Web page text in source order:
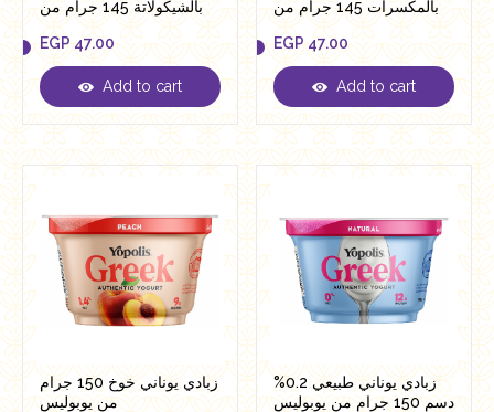
بالشيكولاتة 145 جرام من
يوبو
EGP 47.00
EGP47.00
Add to cart
بالمكسرات 145 جرام من
يوبو
EGP 47.00
EGP47.00
Add to cart
زبادي يوناني خوخ 150 جرام
من يوبوليس
زبادي يوناني طبيعي 0.2%
دسم 150 جرام من يوبوليس